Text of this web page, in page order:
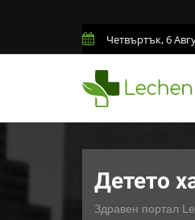
Четвъртък, 6
Детето
Здравен портал